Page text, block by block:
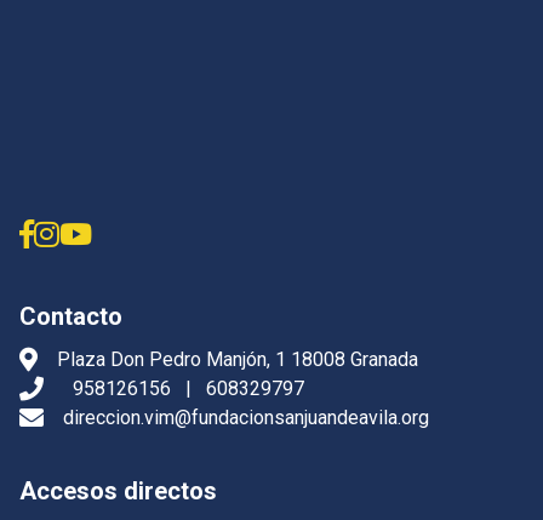
Contacto
Plaza Don Pedro Manjón, 1 18008 Granada
958126156
|
608329797
direccion.vim@fundacionsanjuandeavila.org
Accesos directos